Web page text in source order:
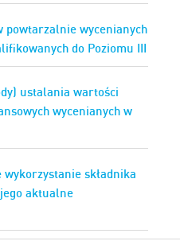
powtarzalnie wycenianych
do Poziomu III
ustalania wartości
wycenianych w
składnika
aktualne